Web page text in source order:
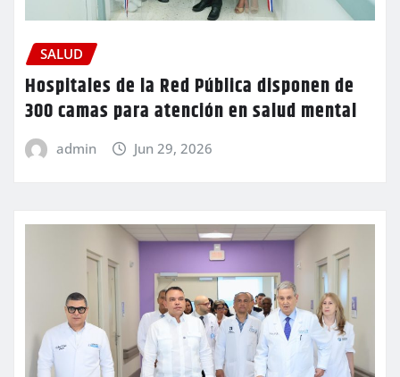
SALUD
Hospitales de la Red Pública disponen de
300 camas para atención en salud mental
admin Jun 29, 2026